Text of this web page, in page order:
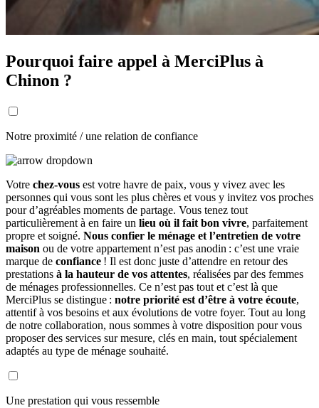
Pourquoi faire appel à MerciPlus à
Chinon ?
Notre proximité / une relation de confiance
Votre chez-vous est votre havre de paix, vous y vivez avec les
personnes qui vous sont les plus chères et vous y invitez vos proches
pour d’agréables moments de partage. Vous tenez tout
particulièrement à en faire un lieu où il fait bon vivre, parfaitement
propre et soigné. Nous confier le ménage et l’entretien de votre
maison ou de votre appartement n’est pas anodin : c’est une vraie
marque de confiance ! Il est donc juste d’attendre en retour des
prestations à la hauteur de vos attentes, réalisées par des femmes
de ménages professionnelles. Ce n’est pas tout et c’est là que
MerciPlus se distingue : notre priorité est d’être à votre écoute,
attentif à vos besoins et aux évolutions de votre foyer. Tout au long
de notre collaboration, nous sommes à votre disposition pour vous
proposer des services sur mesure, clés en main, tout spécialement
adaptés au type de ménage souhaité.
Une prestation qui vous ressemble